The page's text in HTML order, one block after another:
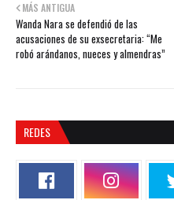
MÁS ANTIGUA
Wanda Nara se defendió de las
acusaciones de su exsecretaria: “Me
robó arándanos, nueces y almendras”
REDES